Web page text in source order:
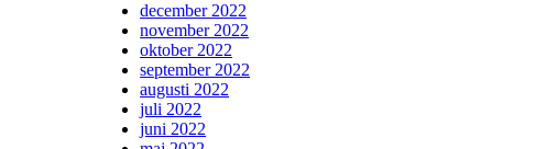
december 2022
november 2022
oktober 2022
september 2022
augusti 2022
juli 2022
juni 2022